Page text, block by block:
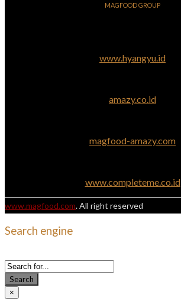
MAGFOOD GROUP
www.hyangyu.id
amazy.co.id
magfood-amazy.com
www.completeme.co.id
www.magfood.com. All right reserved
Search engine
Search
×